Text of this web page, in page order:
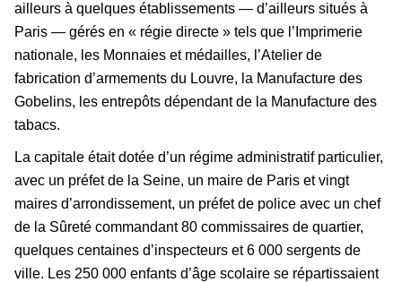
ailleurs à quelques établissements — d’ailleurs situés à
Paris — gérés en « régie directe » tels que l’Imprimerie
nationale, les Monnaies et médailles, l’Atelier de
fabrication d’armements du Louvre, la Manufacture des
Gobelins, les entrepôts dépendant de la Manufacture des
tabacs.
La capitale était dotée d’un régime administratif particulier,
avec un préfet de la Seine, un maire de Paris et vingt
maires d’arrondissement, un préfet de police avec un chef
de la Sûreté commandant 80 commissaires de quartier,
quelques centaines d’inspecteurs et 6 000 sergents de
ville. Les 250 000 enfants d’âge scolaire se répartissaient